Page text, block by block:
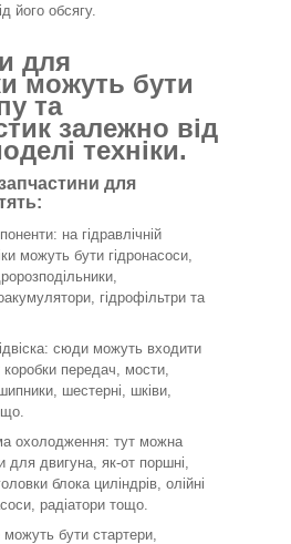
його обсягу.
для
можуть бути
та
залежно від
техніки.
для
на гідравлічній
можуть бути гідронасоси,
гідрофільтри та
сюди можуть входити
коробки передач, мости,
шестерні, шківи,
охолодження: тут можна
для двигуна, як-от поршні,
блока циліндрів, олійні
радіатори тощо.
бути стартери,